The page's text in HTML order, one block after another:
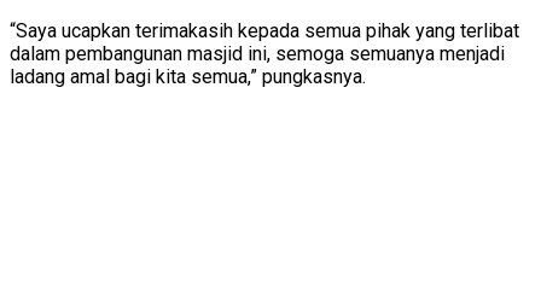
“Saya ucapkan terimakasih kepada semua pihak yang terlibat
dalam pembangunan masjid ini, semoga semuanya menjadi
ladang amal bagi kita semua,” pungkasnya.